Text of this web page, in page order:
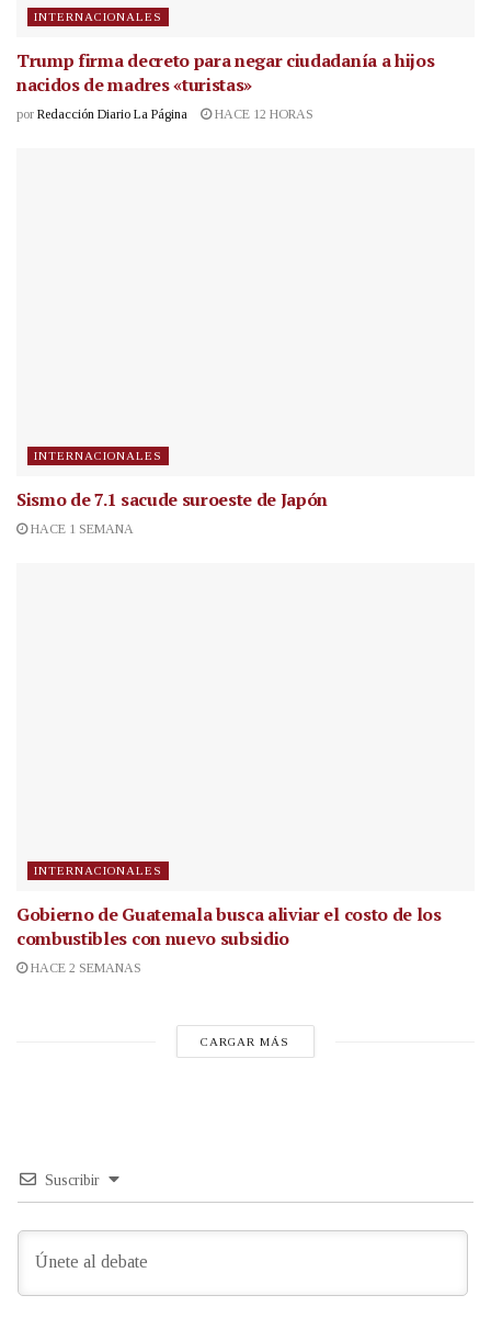
INTERNACIONALES
Trump firma decreto para negar ciudadanía a hijos
nacidos de madres «turistas»
por Redacción Diario La Página HACE 12 HORAS
INTERNACIONALES
Sismo de 7.1 sacude suroeste de Japón
HACE 1 SEMANA
INTERNACIONALES
Gobierno de Guatemala busca aliviar el costo de los
combustibles con nuevo subsidio
HACE 2 SEMANAS
CARGAR MÁS
Suscribir